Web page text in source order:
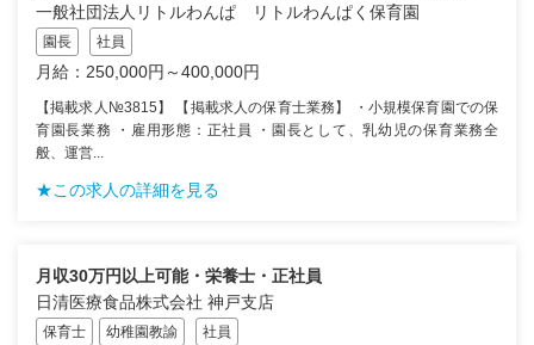
一般社団法人リトルわんぱ リトルわんぱく保育園
園長 社員
月給：250,000円～400,000円
【掲載求人№3815】 【掲載求人の保育士業務】 ・小規模保育園での保
育園長業務 ・雇用形態：正社員 ・園長として、乳幼児の保育業務全
般、運営...
★この求人の詳細を見る
月収30万円以上可能・栄養士・正社員
日清医療食品株式会社 神戸支店
保育士 幼稚園教諭 社員